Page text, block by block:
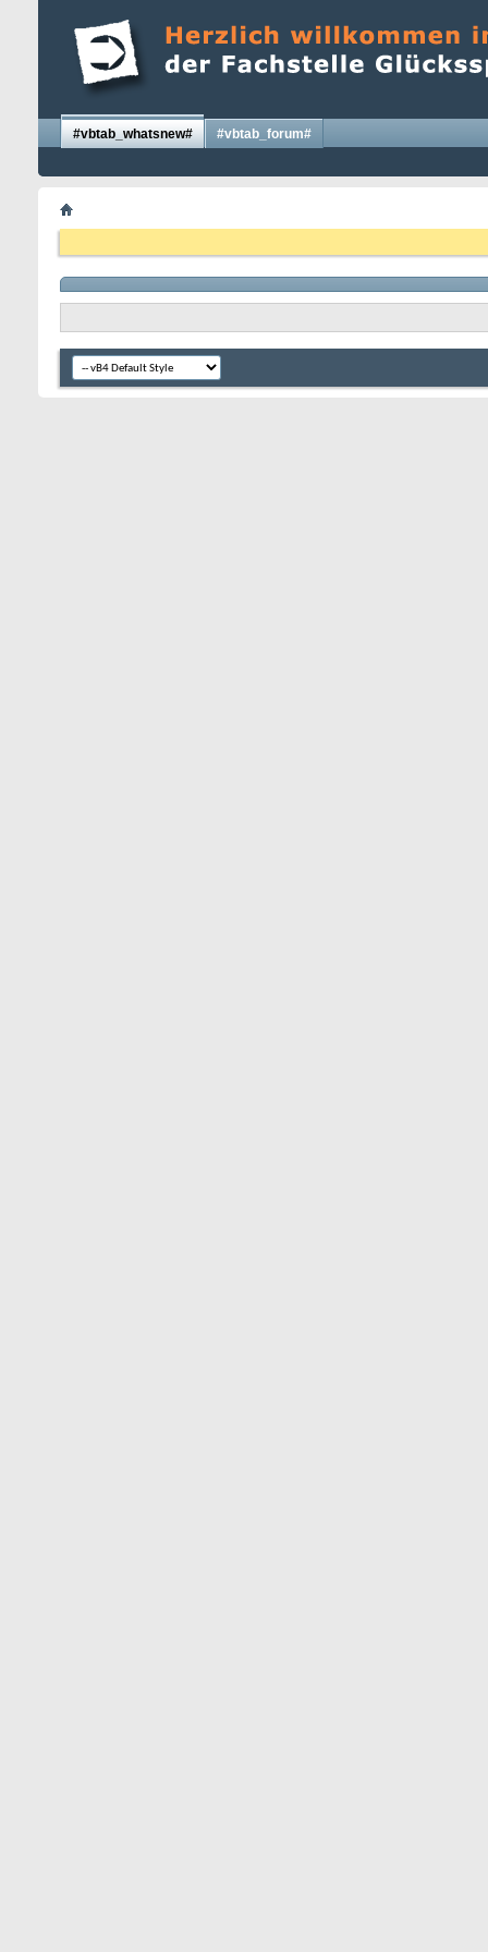
#vbtab_whatsnew# #vbtab_forum#